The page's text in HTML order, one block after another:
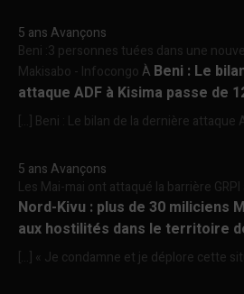
5 ans Avançons
Beni :3 personnes tuées dans une
Makisabo - InfocongoÀ Beni : Le
attaque ADF à Kisima passe de
[…] Beni : Le bilan de la dernière attaque
5 ans Avançons
Les Mai-mai ont attaqué la barrière
Nord-Kivu : plus de 30 miliciens
aux hostilités dans le territoire
[…] « Je condamne et je déplore cette